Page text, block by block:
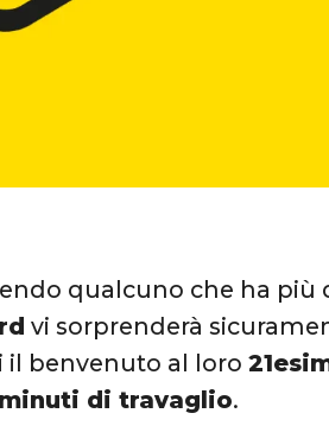
qualcuno che ha più
vi sorprenderà
il benvenuto al loro
minuti di travaglio.